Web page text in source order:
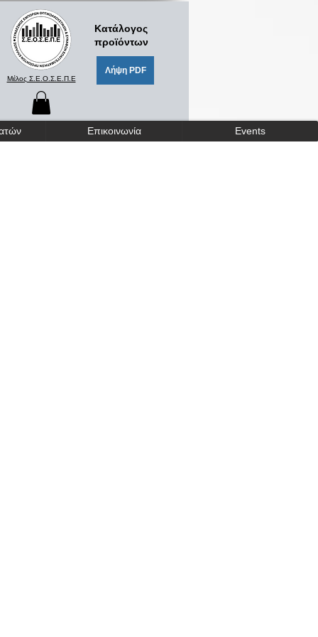
Μέλος Σ.Ε.Ο.Σ.Ε.Π.Ε
Κατάλογος
προϊόντων
Λήψη PDF
Επικοινωνία Events